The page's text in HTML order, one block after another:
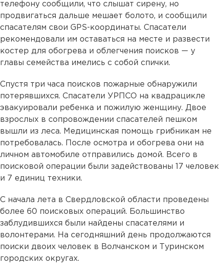
телефону сообщили, что слышат сирену, но
продвигаться дальше мешает болото, и сообщили
спасателям свои GPS-координаты. Спасатели
рекомендовали им оставаться на месте и развести
костер для обогрева и облегчения поисков — у
главы семейства имелись с собой спички.
Спустя три часа поисков пожарные обнаружили
потерявшихся. Спасатели УРПСО на квадрацикле
эвакуировали ребенка и пожилую женщину. Двое
взрослых в сопровождении спасателей пешком
вышли из леса. Медицинская помощь грибникам не
потребовалась. После осмотра и обогрева они на
личном автомобиле отправились домой. Всего в
поисковой операции были задействованы 17 человек
и 7 единиц техники.
С начала лета в Свердловской области проведены
более 60 поисковых операций. Большинство
заблудившихся были найдены спасателями и
волонтерами. На сегодняшний день продолжаются
поиски двоих человек в Волчанском и Туринском
городских округах.